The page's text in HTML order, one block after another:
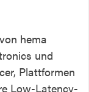
hema
und
Plattformen
Low-Latency-